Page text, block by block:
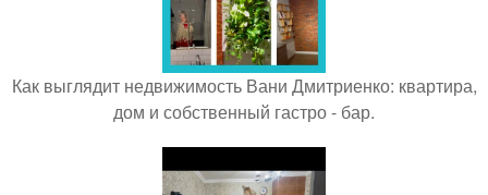
Как выглядит недвижимость Вани Дмитриенко: квартира,
дом и собственный гастро - бар.